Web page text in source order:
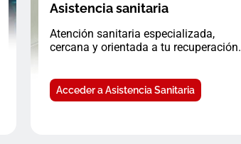
Asistencia sanitaria
Atención sanitaria especializada,
cercana y orientada a tu recuperación.
Acceder a Asistencia Sanitaria